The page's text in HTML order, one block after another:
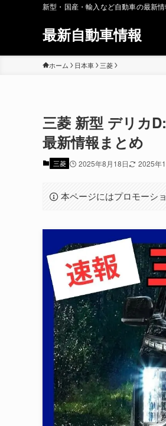
新型・国産・輸入など自動車の最新
最新自動車情報
ホーム 日本車 三菱
三菱 新型 デリカ
最新情報まとめ
三菱 2025年8月18日 2025年
本ページにはプロモーシ